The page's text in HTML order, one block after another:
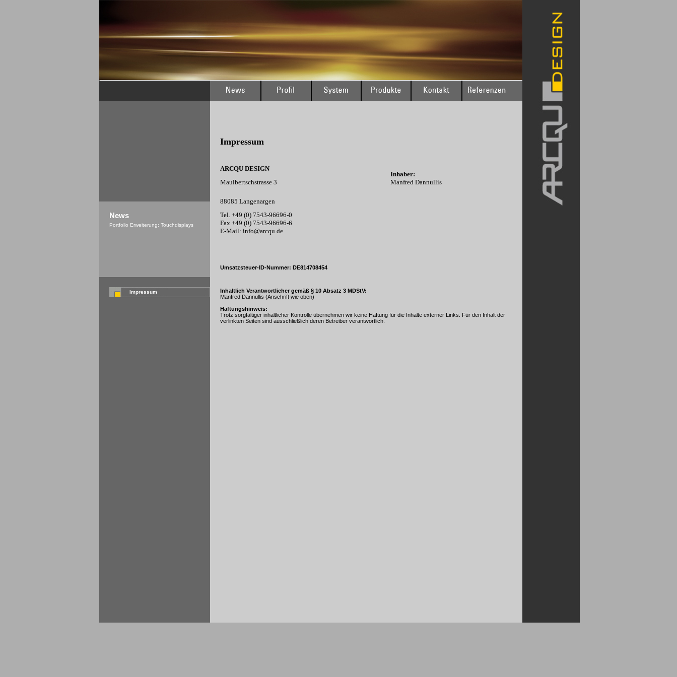
Impressum
ARCQU DESIGN
Maulbertschstrasse 3
Inhaber:
Manfred Dannullis
88085 Langenargen
Tel. +49 (0) 7543-96696-0
Fax +49 (0) 7543-96696-6
E-Mail: info@arcqu.de
Umsatzsteuer-ID-Nummer: DE814708454
Inhaltlich Verantwortlicher gemäß § 10 Absatz 3 MDStV:
Manfred Dannullis (Anschrift wie oben)
Haftungshinweis:
Trotz sorgfältiger inhaltlicher Kontrolle übernehmen wir keine Haftung für die Inhalte externer Links. Für den Inhalt der
verlinkten Seiten sind ausschließlich deren Betreiber verantwortlich.
News
Portfolio Erweiterung: Touchdisplays
Impressum